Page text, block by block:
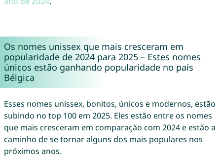
Os nomes unissex que mais cresceram em
popularidade de 2024 para 2025 – Estes nomes
únicos estão ganhando popularidade no país
Bélgica
Esses nomes unissex, bonitos, únicos e modernos, estão
subindo no top 100 em 2025. Eles estão entre os nomes
que mais cresceram em comparação com 2024 e estão a
caminho de se tornar alguns dos mais populares nos
próximos anos.